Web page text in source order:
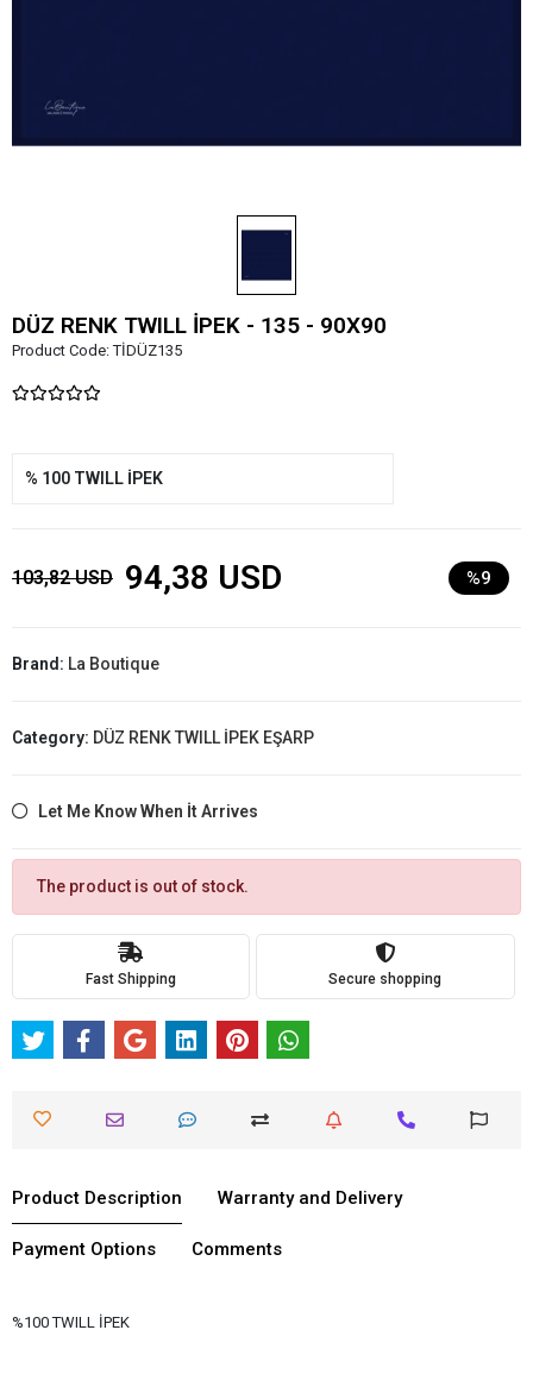
DÜZ RENK TWILL İPEK - 135 - 90X90
Product Code:TİDÜZ135
% 100 TWILL İPEK
103,82 USD 94,38 USD %9
Brand: La Boutique
Category: DÜZ RENK TWILL İPEK EŞARP
Let Me Know When İt Arrives
The product is out of stock.
Fast Shipping Secure shopping
Product Description Warranty and Delivery
Payment Options Comments
%100 TWILL İPEK